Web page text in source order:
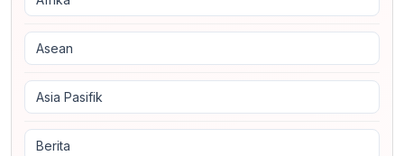
Asean
Asia Pasifik
Berita